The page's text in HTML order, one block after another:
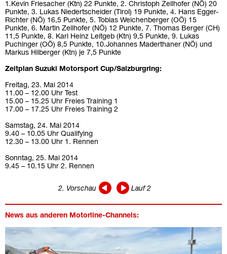
1.Kevin Friesacher (Ktn) 22 Punkte, 2. Christoph Zellhofer (NÖ) 20
Punkte, 3. Lukas Niedertscheider (Tirol) 19 Punkte, 4. Hans Egger-
Richter (NÖ) 16,5 Punkte, 5. Tobias Weichenberger (OÖ) 15
Punkte, 6. Martin Zellhofer (NÖ) 12 Punkte, 7. Thomas Berger (CH)
11,5 Punkte, 8. Karl Heinz Leitgeb (Ktn) 9,5 Punkte, 9. Lukas
Puchinger (OÖ) 8,5 Punkte, 10.Johannes Maderthaner (NÖ) und
Markus Hilberger (Ktn) je 7,5 Punkte
Zeitplan Suzuki Motorsport Cup/Salzburgring:
Freitag, 23. Mai 2014
11.00 – 12.00 Uhr Test
15.00 – 15.25 Uhr Freies Training 1
17.00 – 17.25 Uhr Freies Training 2
Samstag, 24. Mai 2014
9.40 – 10.05 Uhr Qualifying
12.30 – 13.00 Uhr 1. Rennen
Sonntag, 25. Mai 2014
9.45 – 10.15 Uhr 2. Rennen
2. Vorschau Lauf 2
News aus anderen Motorline-Channels: